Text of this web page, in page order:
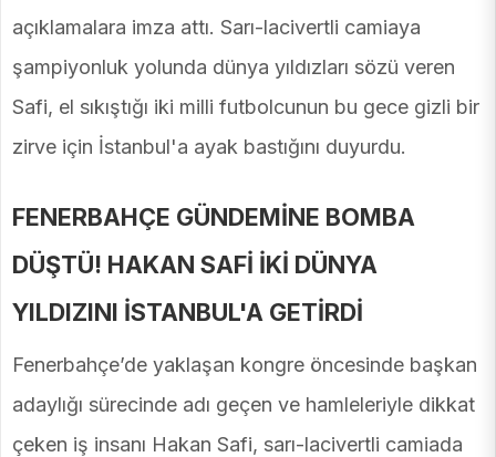
açıklamalara imza attı. Sarı-lacivertli camiaya
şampiyonluk yolunda dünya yıldızları sözü veren
Safi, el sıkıştığı iki milli futbolcunun bu gece gizli bir
zirve için İstanbul'a ayak bastığını duyurdu.
FENERBAHÇE GÜNDEMİNE BOMBA
DÜŞTÜ! HAKAN SAFİ İKİ DÜNYA
YILDIZINI İSTANBUL'A GETİRDİ
Fenerbahçe’de yaklaşan kongre öncesinde başkan
adaylığı sürecinde adı geçen ve hamleleriyle dikkat
çeken iş insanı Hakan Safi, sarı-lacivertli camiada